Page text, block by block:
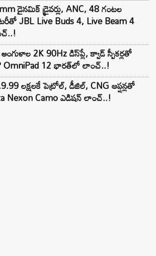
డైనమిక్ డ్రైవర్లు, ANC, 48 గంటల
JBL Live Buds 4, Live Beam 4
2K 90Hz డిస్‌ప్లే, క్వాడ్ స్పీకర్లతో
OmniPad 12 భారత్‌లో లాంచ్..!
లక్షలకే పెట్రోల్, డీజిల్, CNG ఆప్షన్లతో
Nexon Camo ఎడిషన్ లాంచ్..!